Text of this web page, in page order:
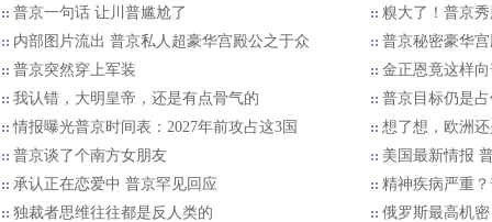
普京一句话 让川普尴尬了
糗大了！普京
内部图片流出 普京私人超豪华宫殿公之于众
普京秘密豪华
普京突然穿上军装
金正恩竟这样
我认错，大明皇帝，还是有点骨气的
普京目标仍是
情报曝光普京时间表：2027年前攻占这3国
想了想，欧洲
​普京谈了个南方女朋友
美国最新情报
承认正在恋爱中 普京罕见回应
精神疾病严重
独裁者思维往往都是反人类的
俄罗斯最高机